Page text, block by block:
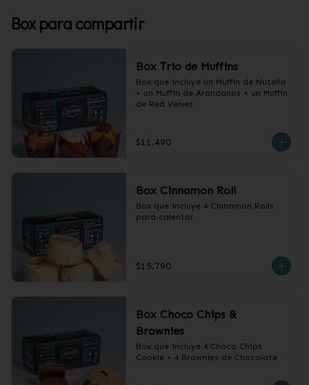
Box para compartir
Box Trio de Muffins
Box que incluye un Muffin de Nutella
+ un Muffin de Arándanos + un Muffin
de Red Velvet
$11.490
Box Cinnamon Roll
Box que incluye 4 Cinnamon Rolls
para calentar
$15.790
Box Choco Chips &
Brownies
Box que incluye 4 Choco Chips
Cookie + 4 Brownies de Chocolate